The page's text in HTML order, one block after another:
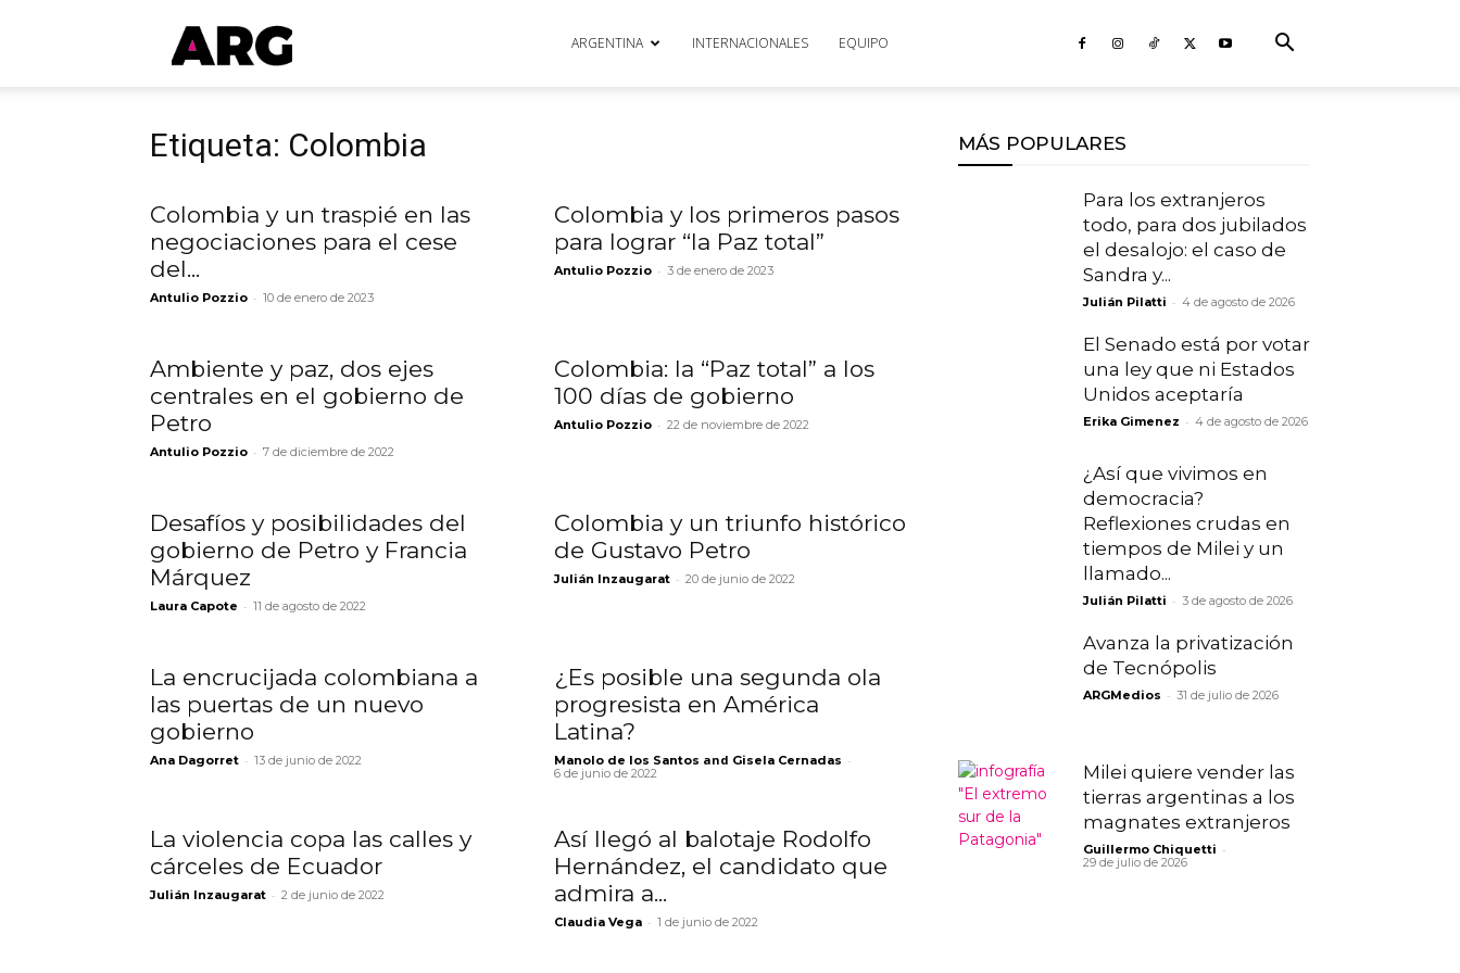
ARGmedios ARGENTINA INTERNACIONALES EQUIPO
Etiqueta: Colombia
Colombia y un traspié en las
negociaciones para el cese
del...
Antulio Pozzio - 10 de enero de 2023
Colombia y los primeros pasos
para lograr “la Paz total”
Antulio Pozzio - 3 de enero de 2023
Ambiente y paz, dos ejes
centrales en el gobierno de
Petro
Antulio Pozzio - 7 de diciembre de 2022
Colombia: la “Paz total” a los
100 días de gobierno
Antulio Pozzio - 22 de noviembre de 2022
Desafíos y posibilidades del
gobierno de Petro y Francia
Márquez
Laura Capote - 11 de agosto de 2022
Colombia y un triunfo histórico
de Gustavo Petro
Julián Inzaugarat - 20 de junio de 2022
La encrucijada colombiana a
las puertas de un nuevo
gobierno
Ana Dagorret - 13 de junio de 2022
¿Es posible una segunda ola
progresista en América
Latina?
Manolo de los Santos and Gisela Cernadas -
6 de junio de 2022
La violencia copa las calles y
cárceles de Ecuador
Julián Inzaugarat - 2 de junio de 2022
Así llegó al balotaje Rodolfo
Hernández, el candidato que
admira a...
Claudia Vega - 1 de junio de 2022
MÁS POPULARES
Para los extranjeros
todo, para dos jubilados
el desalojo: el caso de
Sandra y...
Julián Pilatti - 4 de agosto de 2026
El Senado está por votar
una ley que ni Estados
Unidos aceptaría
Erika Gimenez - 4 de agosto de 2026
¿Así que vivimos en
democracia?
Reflexiones crudas en
tiempos de Milei y un
llamado...
Julián Pilatti - 3 de agosto de 2026
Avanza la privatización
de Tecnópolis
ARGMedios - 31 de julio de 2026
Milei quiere vender las
tierras argentinas a los
magnates extranjeros
Guillermo Chiquetti -
29 de julio de 2026